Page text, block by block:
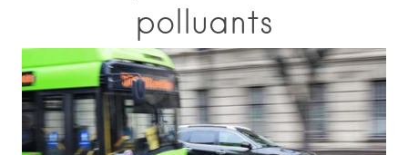
polluants